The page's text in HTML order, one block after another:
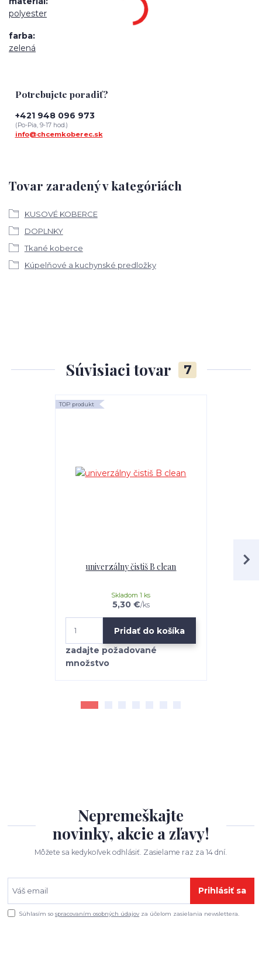
polyester
farba
zelená
Tovar zaradený v kategóriách
KUSOVÉ KOBERCE
DOPLNKY
Tkané koberce
Kúpelňové a kuchynské predložky
Potrebujete poradiť?
+421 948 096 973
(Po-Pia, 9-17 hod.)
info@chcemkoberec.sk
Súvisiaci tovar 7
TOP produkt
univerzálny čistiš B clean
5,30 €/ks
Skladom 1 ks
Pridať do košíka
Nepremeškajte
novinky, akcie a zľavy!
Môžete sa kedykoľvek odhlásiť. Zasielame raz za 14 dní.
Prihlásiť sa
Súhlasím sospracovaním osobných údajov za účelom zasielania newslettera.